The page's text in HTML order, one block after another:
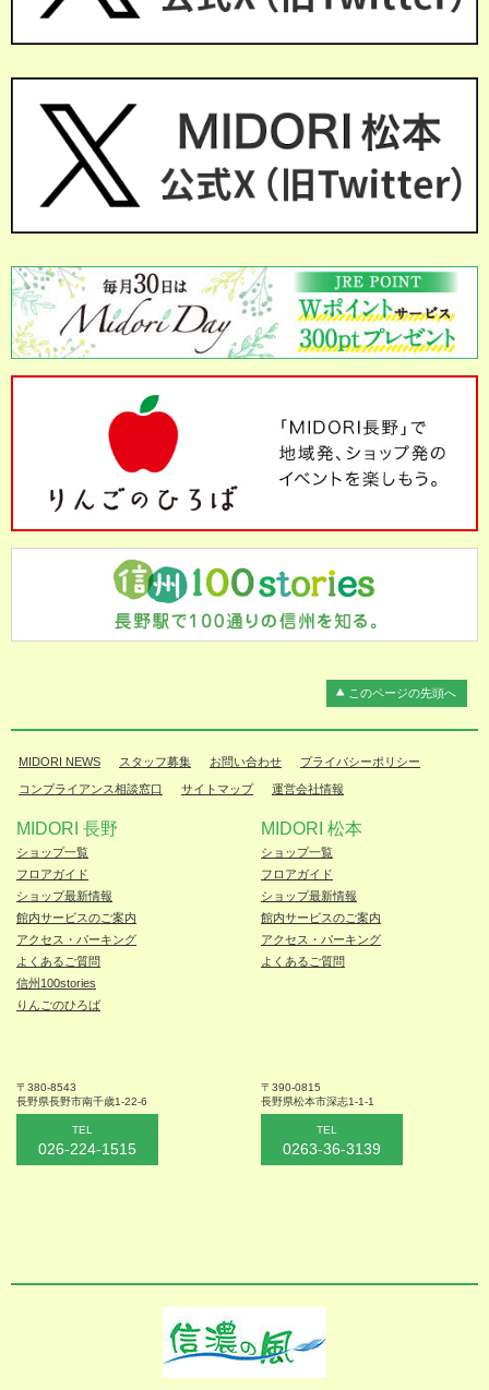
このページの先頭へ
MIDORI NEWS スタッフ募集 お問い合わせ プライバシーポリシー
コンプライアンス相談窓口 サイトマップ 運営会社情報
MIDORI 長野
ショップ一覧
フロアガイド
ショップ最新情報
館内サービスのご案内
アクセス・パーキング
よくあるご質問
信州100stories
りんごのひろば
〒380-8543
長野県長野市南千歳1-22-6
TEL
026-224-1515
MIDORI 松本
ショップ一覧
フロアガイド
ショップ最新情報
館内サービスのご案内
アクセス・パーキング
よくあるご質問
〒390-0815
長野県松本市深志1-1-1
TEL
0263-36-3139